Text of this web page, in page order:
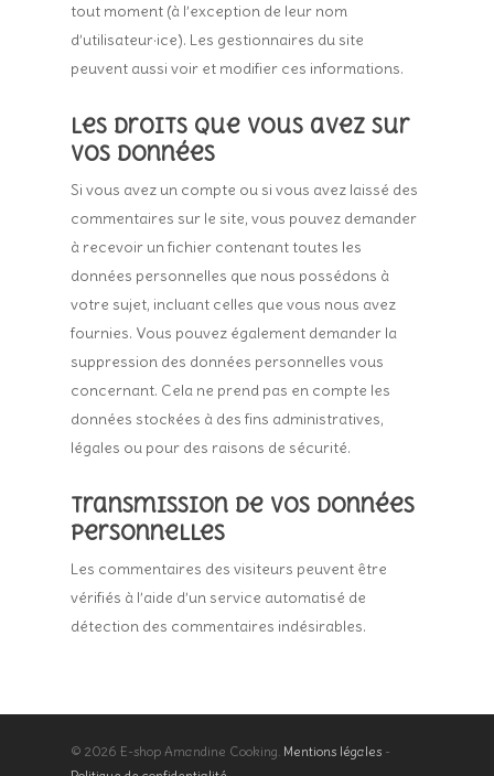
tout moment (à l’exception de leur nom
d’utilisateur·ice). Les gestionnaires du site
peuvent aussi voir et modifier ces informations.
Les droits que vous avez sur
vos données
Si vous avez un compte ou si vous avez laissé des
commentaires sur le site, vous pouvez demander
à recevoir un fichier contenant toutes les
données personnelles que nous possédons à
votre sujet, incluant celles que vous nous avez
fournies. Vous pouvez également demander la
suppression des données personnelles vous
concernant. Cela ne prend pas en compte les
données stockées à des fins administratives,
légales ou pour des raisons de sécurité.
Transmission de vos données
personnelles
Les commentaires des visiteurs peuvent être
vérifiés à l’aide d’un service automatisé de
détection des commentaires indésirables.
© 2026 E-shop Amandine Cooking. Mentions légales -